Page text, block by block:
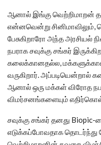
ஆனால் இங்கு வெற்றிமாறன்
என்னவென்று சினிமாவிலும்,
பேசுகிறாரோ அந்த அரசியல்
நபராக சவுக்கு சங்கர்
கலைக்கானதல்ல,
வருகிறார்.
ஆனால் ஒரு மக்கள் விரோத
விமர்சனங்களையும்
சவுக்கு சங்கர் தனது
எடுக்கப்போவதாக தொடர்ந்து